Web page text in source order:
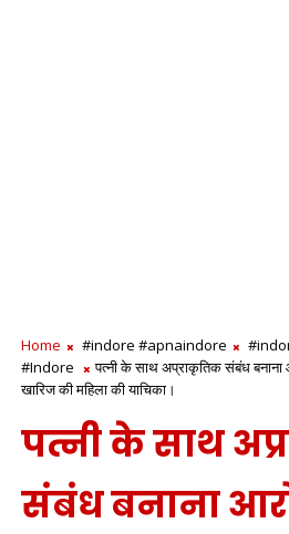
Home #indore​ #apnaindore​
#Indore
पत्नी के साथ अप्राकृतिक संबंध बनाना
खारिज की महिला की याचिका।
पत्नी के साथ
संबंध बनाना